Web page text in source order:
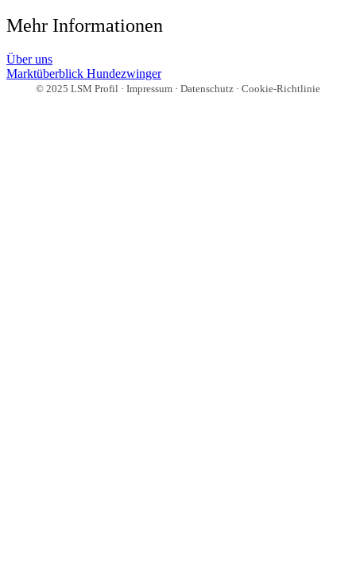
Mehr Informationen
Über uns
Marktüberblick Hundezwinger
© 2025 LSM Profil · Impressum · Datenschutz · Cookie-Richtlinie